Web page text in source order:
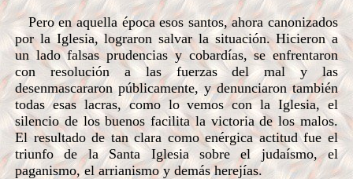
Pero en aquella época esos santos, ahora canonizados
por la Iglesia, lograron salvar la situación. Hicieron a
un lado falsas prudencias y cobardías, se enfrentaron
con resolución a las fuerzas del mal y las
desenmascararon públicamente, y denunciaron también
todas esas lacras, como lo vemos con la Iglesia, el
silencio de los buenos facilita la victoria de los malos.
El resultado de tan clara como enérgica actitud fue el
triunfo de la Santa Iglesia sobre el judaísmo, el
paganismo, el arrianismo y demás herejías.